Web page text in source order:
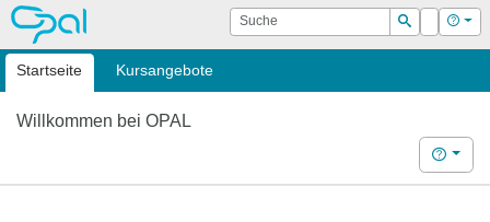
OPAL Suche
Suchen
Login Hilfe
Startseite Kursangebote
Willkommen bei OPAL
Hilfe